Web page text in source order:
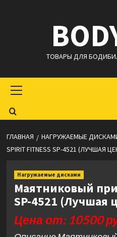
ТОВАРЫ ДЛЯ
меню
ГЛАВНАЯ НАГРУЖАЕМЫЕ
SPIRIT FITNESS SP-4521 (ЛУЧШАЯ
Нагружаемые дисками
Маятниковый
SP-4521 (Лучшая
Цена от: 10500